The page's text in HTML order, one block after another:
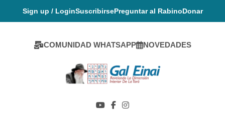
Sign up / LoginSuscribirsePreguntar al RabinoDonar
COMUNIDAD WHATSAPP NOVEDADES
Gal Einai En